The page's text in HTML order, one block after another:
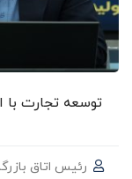
توسعه تجارت با
رئیس اتاق